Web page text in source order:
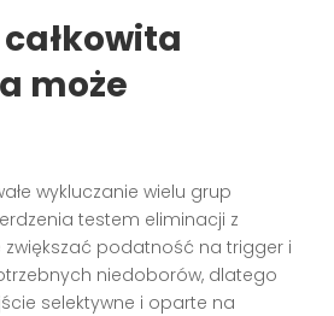
może
wykluczanie wielu grup
testem eliminacji z
podatność na trigger i
niedoborów, dlatego
selektywne i oparte na